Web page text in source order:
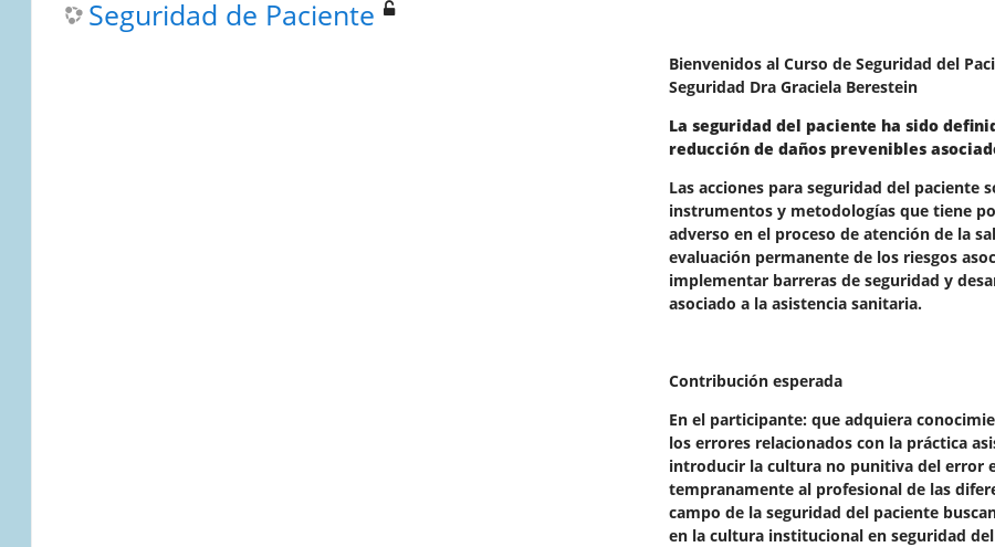
Seguridad de Paciente
Bienvenidos al Curso de Seguridad del
Seguridad Dra Graciela Berestein
La seguridad del paciente ha sido
reducción de daños prevenibles
Las acciones para seguridad del
instrumentos y metodologías que tiene
adverso en el proceso de atención de la
evaluación permanente de los riesgos
implementar barreras de seguridad y
asociado a la asistencia sanitaria.
Contribución esperada
En el participante: que adquiera
los errores relacionados con la práctica
introducir la cultura no punitiva del error
tempranamente al profesional de las
campo de la seguridad del paciente
en la cultura institucional en seguridad